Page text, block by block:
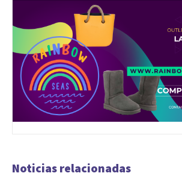
Noticias relacionadas